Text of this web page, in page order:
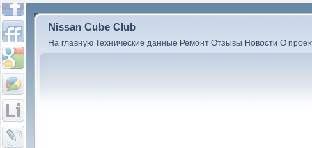
Nissan Cube Club
На главную Технические данные Ремонт Отзывы Новости О